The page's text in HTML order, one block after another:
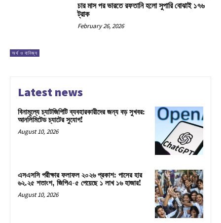
অর্থ ও বানিজ্য
চার মাস পর ভারতে রফতানি হলো সুপারি বোঝাই ১৭৬
ট্রাক
February 26, 2026
Latest news
বিনামূল্যে চ্যাটজিপিটি ব্যবহারকারীদের জন্য বড় সুখবর:
আনলিমিটেড চ্যাটের সুযোগ!
August 10, 2026
এসএসসি পরীক্ষার ফলাফল ২০২৬ প্রকাশ: পাসের হার
৬২.২৫ শতাংশ, জিপিএ-৫ পেয়েছে ১ লাখ ১৬ হাজার!
August 10, 2026